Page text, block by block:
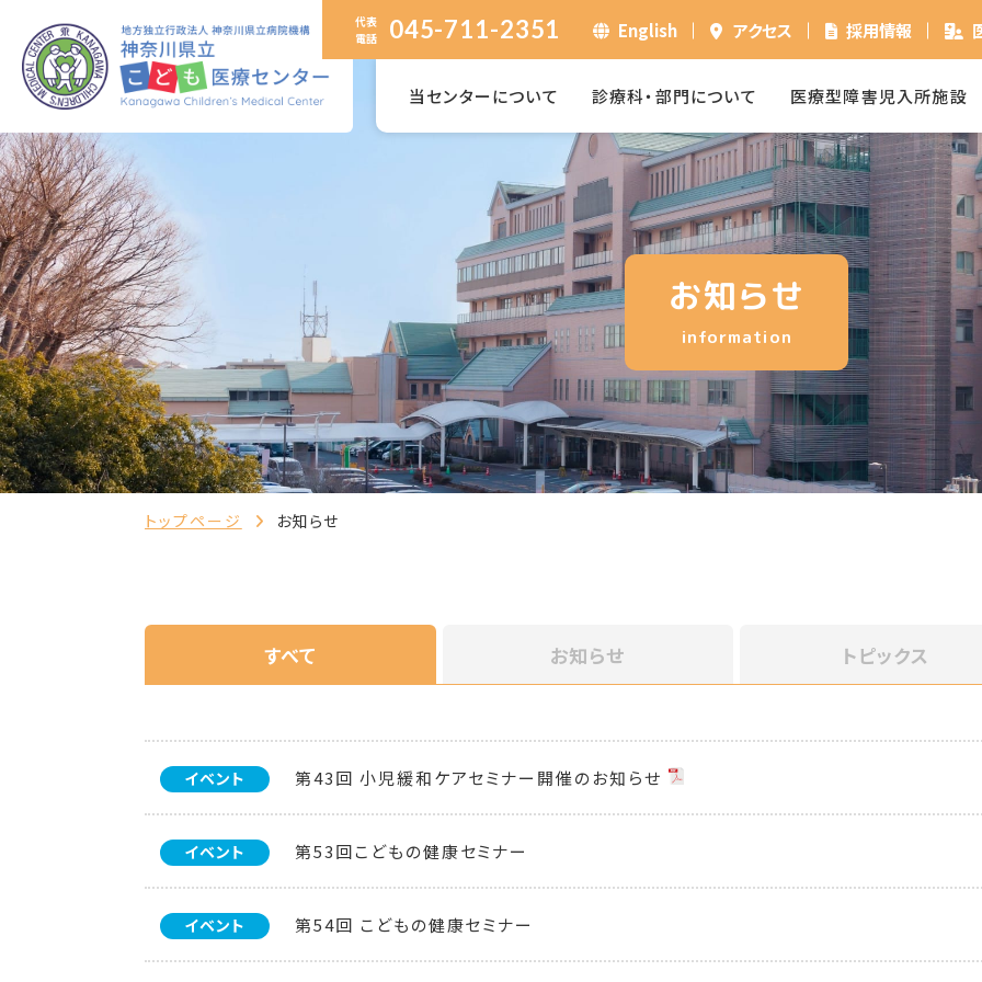
代表
電話
045-711-2351 English アクセス 採用情報
当センターについて 診療科・部門について 医療型障害児入所施設
お知らせ
information
トップページ お知らせ
すべて お知らせ トピックス
イベント 第43回 小児緩和ケアセミナー開催のお知らせ
イベント 第53回こどもの健康セミナー
イベント 第54回 こどもの健康セミナー